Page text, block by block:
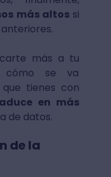
más altos si
más a tu
cómo se va
tienes con
en más
de datos.
de la